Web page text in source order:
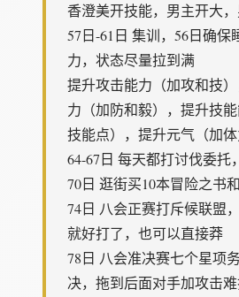
香澄美开技能，男主开大
57日-61日 集训，56日确保
力，状态尽量拉到满
提升攻击能力（加攻和技
力（加防和毅），提升技
技能点），提升元气（加体
64-67日 每天都打讨伐委托
70日 逛街买10本冒险之书
74日 八会正赛打斥候联盟
就好打了，也可以直接莽
78日 八会准决赛七个星项
决，拖到后面对手加攻击